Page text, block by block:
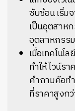
ซับซ้อน เริ่ม
เป็นอุตสาห
อุตสาหกรร
เมื่อเทคโนโ
ทำให้ไวน์ร
คำถามคือท
ที่ราคาสูงก